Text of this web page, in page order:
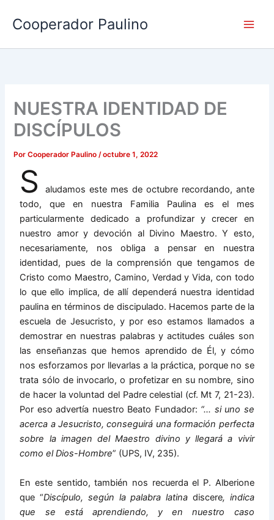
contenido
Cooperador Paulino
NUESTRA IDENTIDAD DE
DISCÍPULOS
PorCooperador Paulino/octubre 1, 2022
S
aludamos este mes de octubre recordando, ante
todo, que en nuestra Familia Paulina es el mes
particularmente dedicado a profundizar y crecer en
nuestro amor y devoción al Divino Maestro. Y esto,
necesariamente, nos obliga a pensar en nuestra
identidad, pues de la comprensión que tengamos de
Cristo como Maestro, Camino, Verdad y Vida, con todo
lo que ello implica, de allí dependerá nuestra identidad
paulina en términos de discipulado. Hacemos parte de la
escuela de Jesucristo, y por eso estamos llamados a
demostrar en nuestras palabras y actitudes cuáles son
las enseñanzas que hemos aprendido de Él, y cómo
nos esforzamos por llevarlas a la práctica, porque no se
trata sólo de invocarlo, o profetizar en su nombre, sino
de hacer la voluntad del Padre celestial (cf. Mt 7, 21-23).
Por eso advertía nuestro Beato Fundador: “… si uno se
acerca a Jesucristo, conseguirá una formación perfecta
sobre la imagen del Maestro divino y llegará a vivir
como el Dios-Hombre” (UPS, IV, 235).
En este sentido, también nos recuerda el P. Alberione
que “Discípulo, según la palabra latina discere, indica
que se está aprendiendo, y en nuestro caso